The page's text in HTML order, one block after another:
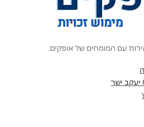
עם המומחים של אופקים.